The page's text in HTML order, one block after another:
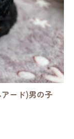
ード)男の子